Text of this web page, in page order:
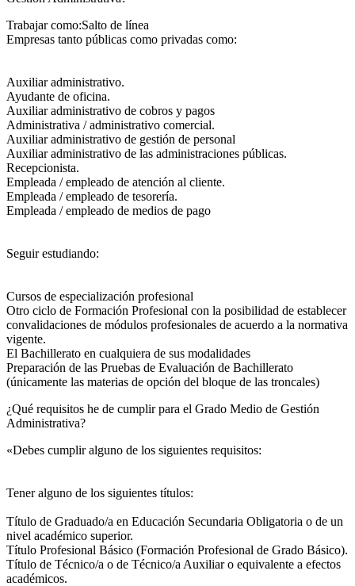
Trabajar como:Salto de línea
Empresas tanto públicas como privadas como:
Auxiliar administrativo.
Ayudante de oficina.
Auxiliar administrativo de cobros y pagos
Administrativa / administrativo comercial.
Auxiliar administrativo de gestión de personal
Auxiliar administrativo de las administraciones públicas.
Recepcionista.
Empleada / empleado de atención al cliente.
Empleada / empleado de tesorería.
Empleada / empleado de medios de pago
Seguir estudiando:
Cursos de especialización profesional
Otro ciclo de Formación Profesional con la posibilidad de establecer
convalidaciones de módulos profesionales de acuerdo a la normativa
vigente.
El Bachillerato en cualquiera de sus modalidades
Preparación de las Pruebas de Evaluación de Bachillerato
(únicamente las materias de opción del bloque de las troncales)
¿Qué requisitos he de cumplir para el Grado Medio de Gestión
Administrativa?
«Debes cumplir alguno de los siguientes requisitos:
Tener alguno de los siguientes títulos:
Título de Graduado/a en Educación Secundaria Obligatoria o de un
nivel académico superior.
Título Profesional Básico (Formación Profesional de Grado Básico).
Título de Técnico/a o de Técnico/a Auxiliar o equivalente a efectos
académicos.